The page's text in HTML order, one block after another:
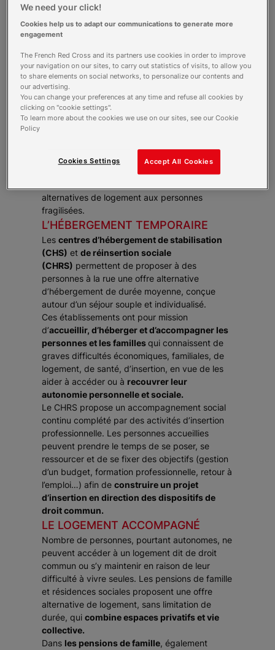
permettre de trouver une solution
d’hébergement temporaire ou, lorsque
leur situation le permet, d’intégrer
directement un logement adapté.
Ainsi, pour assurer la continuité d’une prise en
charge et proposer des solutions adaptées aux
problématiques individuelles des personnes
rencontrées, la Croix-Rouge française s’est
d’hébergement et de réinsertion sociale,
centres d’hébergement de stabilisation) ainsi
alternatives de logement aux personnes
fragilisées.
L’HÉBERGEMENT TEMPORAIRE
Les centres d’hébergement de stabilisation
(CHS) et de réinsertion sociale
(CHRS) permettent de proposer à des
personnes à la rue une offre alternative
d’hébergement de durée moyenne, conçue
autour d’un séjour souple et individualisé.
Ces établissements ont pour mission
d’accueillir, d’héberger et d’accompagner les
personnes et les famillesqui connaissent de
graves difficultés économiques, familiales, de
logement, de santé, d’insertion, en vue de les
aider à accéder ou à recouvrer leur
autonomie personnelle et sociale.
Le CHRS propose un accompagnement social
continu complété par des activités d’insertion
professionnelle. Les personnes accueillies
peuvent prendre le temps de se poser, se
ressourcer et de se fixer des objectifs (gestion
d’un budget, formation professionnelle, retour à
l’emploi…) afin de construire un projet
d’insertion en direction des dispositifs de
droit commun.
LE LOGEMENT ACCOMPAGNÉ
Nombre de personnes, pourtant autonomes, ne
peuvent accéder à un logement dit de droit
commun ou s’y maintenir en raison de leur
difficulté à vivre seules. Les pensions de famille
et résidences sociales proposent une offre
alternative de logement, sans limitation de
durée, qui combine espaces privatifs et vie
collective.
Dans les pensions de famille, également
We need your click!
Cookies help us to adapt our communications to generate more
engagement
The French Red Cross and its partners use cookies in order to improve
your navigation on our sites, to carry out statistics of visits, to allow you
to share elements on social networks, to personalize our contents and
our advertising.
You can change your preferences at any time and refuse all cookies by
clicking on "cookie settings".
To learn more about the cookies we use on our sites, see our Cookie
Policy
Accept All Cookies
Cookies Settings